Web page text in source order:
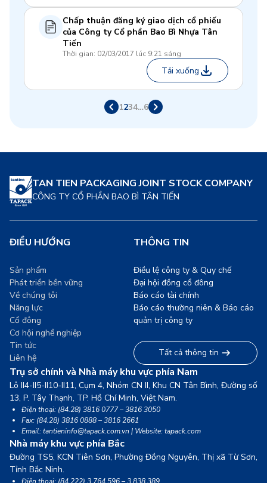
Chấp thuận đăng ký giao dịch cổ phiếu
của Công ty Cổ phần Bao Bì Nhựa Tân
Tiến
Thời gian: 02/03/2017 lúc 9:21 sáng
Tải xuống
1234…6
TAN TIEN PACKAGING JOINT STOCK COMPANY
CÔNG TY CỔ PHẦN BAO BÌ TÂN TIẾN
Trụ sở chính và Nhà máy khu vực phía Nam
Lô II4-II5-II10-II11, Cụm 4, Nhóm CN II, Khu CN Tân Bình, Đường số
13, P. Tây Thạnh, TP. Hồ Chí Minh, Việt Nam.
Điện thoại: (84.28) 3816 0777 – 3816 3050
Fax: (84.28) 3816 0888 – 3816 2661
Email: tantieninfo@tapack.com.vn | Website: tapack.com
Nhà máy khu vực phía Bắc
Đường TS5, KCN Tiên Sơn, Phường Đồng Nguyên, Thị xã Từ Sơn,
Tỉnh Bắc Ninh.
ĐIỀU HƯỚNG
Sản phẩm
Phát triển bền vững
Về chúng tôi
Năng lực
Cổ đông
Cơ hội nghề nghiệp
Tin tức
Liên hệ
THÔNG TIN
Điều lệ công ty & Quy chế
Đại hội đồng cổ đông
Báo cáo tài chính
Báo cáo thường niên & Báo cáo
quản trị công ty
Tất cả thông tin